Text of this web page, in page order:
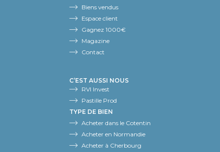
Biens vendus
Espace client
Gagnez 1000€
Magazine
Contact
C’EST AUSSI NOUS
RVI Invest
Pastille Prod
TYPE DE BIEN
Acheter dans le Cotentin
Acheter en Normandie
Acheter à Cherbourg